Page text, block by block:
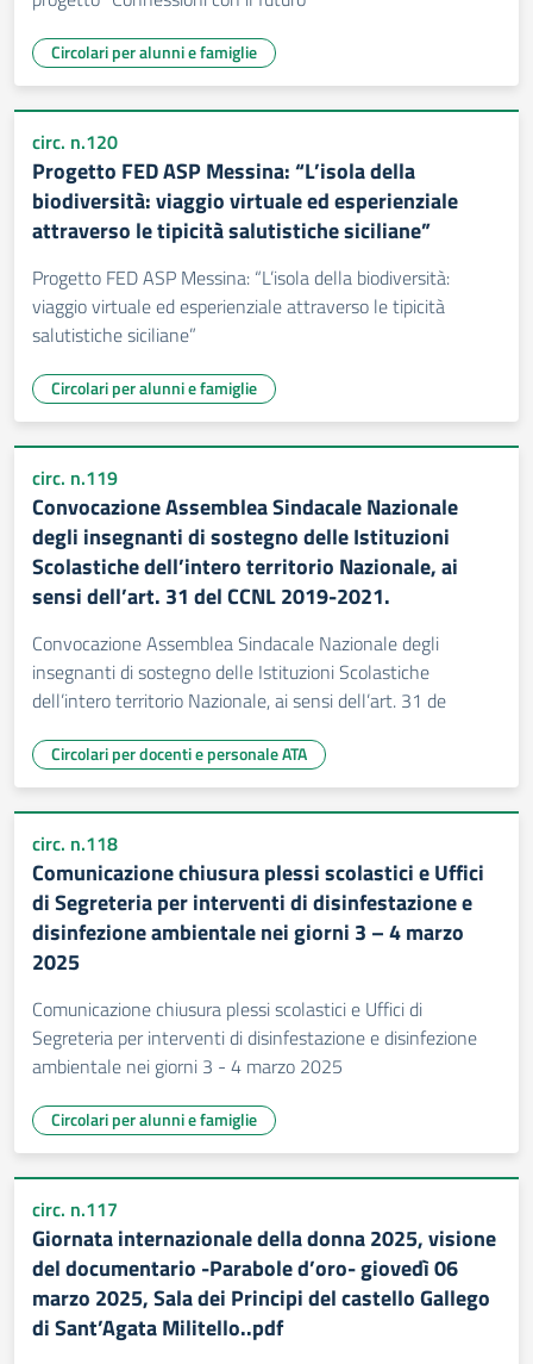
Circolari per alunni e famiglie
circ. n.120
Progetto FED ASP Messina: “L’isola della
biodiversità: viaggio virtuale ed esperienziale
attraverso le tipicità salutistiche siciliane”
Progetto FED ASP Messina: “L’isola della biodiversità:
viaggio virtuale ed esperienziale attraverso le tipicità
salutistiche siciliane”
Circolari per alunni e famiglie
circ. n.119
Convocazione Assemblea Sindacale Nazionale
degli insegnanti di sostegno delle Istituzioni
Scolastiche dell’intero territorio Nazionale, ai
sensi dell’art. 31 del CCNL 2019-2021.
Convocazione Assemblea Sindacale Nazionale degli
insegnanti di sostegno delle Istituzioni Scolastiche
dell’intero territorio Nazionale, ai sensi dell’art. 31 de
Circolari per docenti e personale ATA
circ. n.118
Comunicazione chiusura plessi scolastici e Uffici
di Segreteria per interventi di disinfestazione e
disinfezione ambientale nei giorni 3 – 4 marzo
2025
Comunicazione chiusura plessi scolastici e Uffici di
Segreteria per interventi di disinfestazione e disinfezione
ambientale nei giorni 3 - 4 marzo 2025
Circolari per alunni e famiglie
circ. n.117
Giornata internazionale della donna 2025, visione
del documentario -Parabole d’oro- giovedì 06
marzo 2025, Sala dei Principi del castello Gallego
di Sant’Agata Militello..pdf